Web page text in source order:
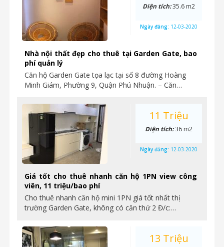
Nhà nội thất đẹp cho thuê tại Garden Gate, bao
phí quản lý
Căn hộ Garden Gate tọa lạc tại số 8 đường Hoàng
Minh Giám, Phường 9, Quận Phú Nhuận. – Căn…
Diện tích:35.6 m2
Ngày đăng: 12-03-2020
Giá tốt cho thuê nhanh căn hộ 1PN view công
viên, 11 triệu/bao phí
Cho thuê nhanh căn hộ mini 1PN giá tốt nhất thị
trường Garden Gate, không có căn thứ 2 Đ/c:…
11 Triệu
Diện tích:36 m2
Ngày đăng: 12-03-2020
13 Triệu